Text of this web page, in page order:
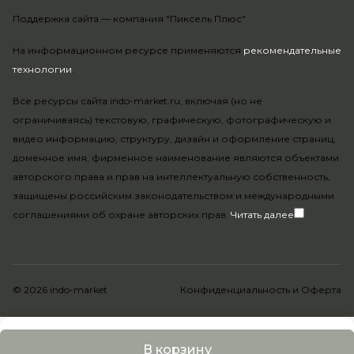
В корзину
На информационном ресурсе применяются рекомендательные
технологии.
Все ресурсы сайта indo-market.ru, включая (но не
ограничиваясь) текстовую, графическую, фотографическую и
видео информацию, структуру, дизайн и оформление страниц,
доменное имя, фирменное наименование являются объектами
авторского права и прав на интеллектуальную собственность,
защищены российским законодательством и международными
соглашениями об охране авторских прав. Читать далее
Поддержка сайта — компания "Пиксель Плюс"
© 2026 indo-market Конфиденциальность и Оферта